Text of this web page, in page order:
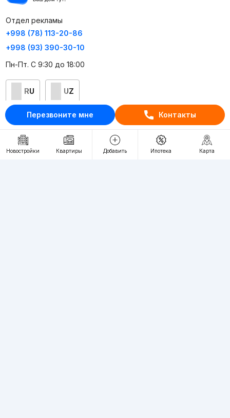
Перезвоните мне Контакты
Новостройки Квартиры Добавить Ипотека Карта
Отдел рекламы
+998 (78) 113-20-86
+998 (93) 390-30-10
Пн-Пт. С 9:30 до 18:00
RU UZ
Контакты
О проекте
Проект компании Webnow ©